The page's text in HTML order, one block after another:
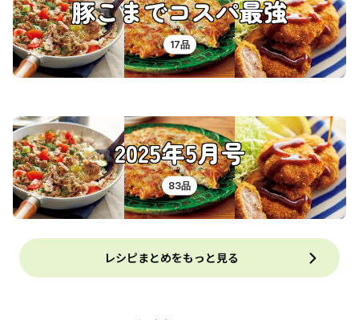
豚こまでコスパ最強
17品
2025年5月号
83品
レシピまとめをもっと見る